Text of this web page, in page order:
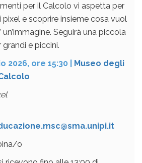
per il Calcolo vi aspetta per
pixel e scoprire insieme cosa vuol
un’immagine. Seguirà una piccola
e piccini.
2026, ore 15:30 |
Museo degli
o